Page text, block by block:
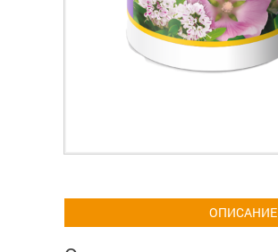
ОПИСАНИЕ